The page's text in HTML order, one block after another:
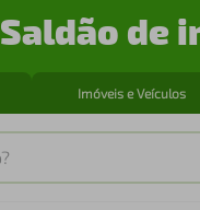
Saldão de
Imóveis e Veículos